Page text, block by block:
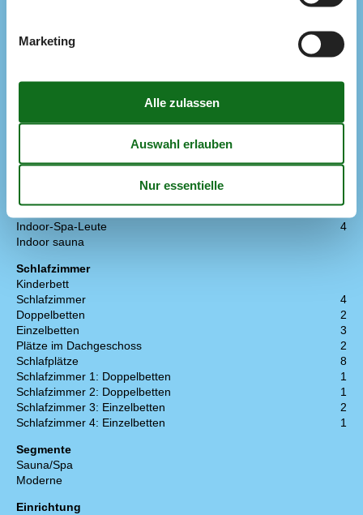
Radio
Dän. TV
Sauna
Indoor-Spa-Leute
4
Indoor sauna
Schlafzimmer
Kinderbett
Schlafzimmer
4
Doppelbetten
2
Einzelbetten
3
Plätze im Dachgeschoss
2
Schlafplätze
8
Schlafzimmer 1: Doppelbetten
1
Schlafzimmer 2: Doppelbetten
1
Schlafzimmer 3: Einzelbetten
2
Schlafzimmer 4: Einzelbetten
1
Segmente
Sauna/Spa
Moderne
Einrichtung
Marketing